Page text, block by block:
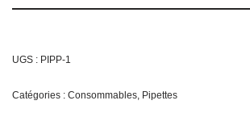
UGS : PIPP-1
Catégories : Consommables, Pipettes